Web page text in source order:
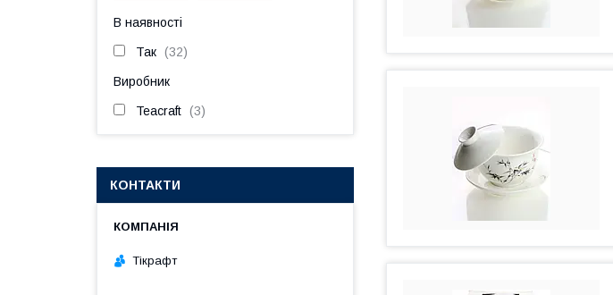
В наявності
Так 32
Виробник
Teacraft 3
КОНТАКТИ
Тікрафт